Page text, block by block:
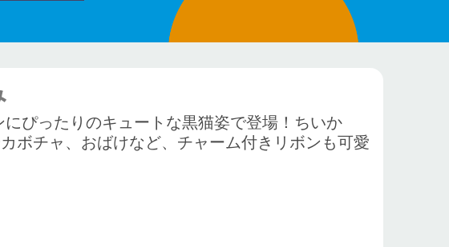
ぴったりのキュートな黒猫姿で登場！ちいか
ボチャ、おばけなど、チャーム付きリボンも可愛